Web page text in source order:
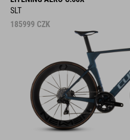
SLT
185999 CZK